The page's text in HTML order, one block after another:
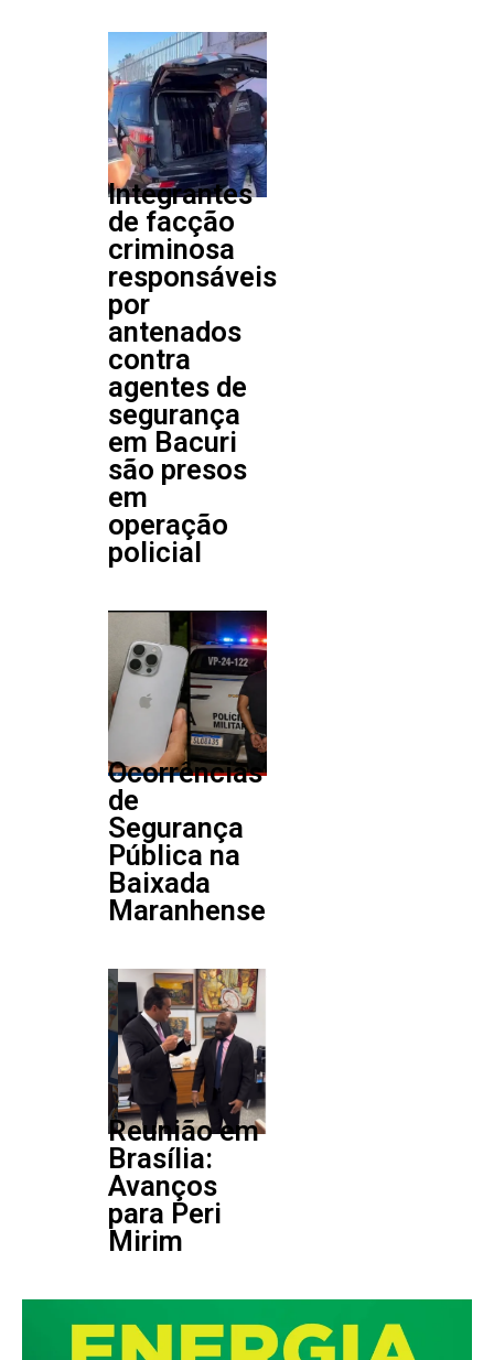
Integrantes
de facção
criminosa
responsáveis
por
antenados
contra
agentes de
segurança
em Bacuri
são presos
em
operação
policial
Ocorrências
de
Segurança
Pública na
Baixada
Maranhense
Reunião em
Brasília:
Avanços
para Peri
Mirim